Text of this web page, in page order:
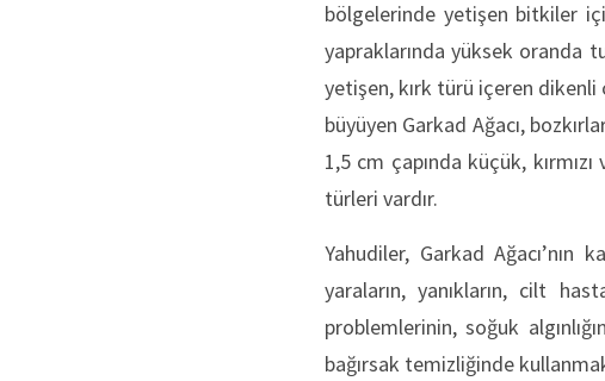
bölgelerinde yetişen bitkiler
yapraklarında yüksek oranda
yetişen, kırk türü içeren dikenli
büyüyen Garkad Ağacı,
1,5 cm çapında küçük,
türleri vardır.
Yahudiler, Garkad
yaraların, yanıkların, cilt
problemlerinin, soğuk
bağırsak temizliğinde